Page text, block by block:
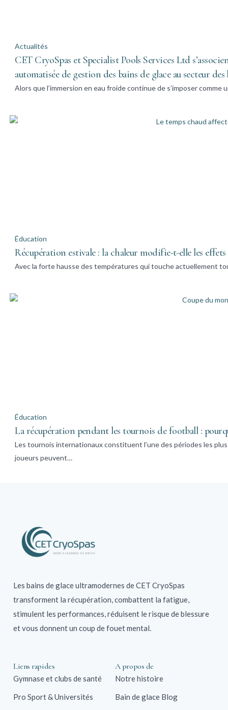
Actualités
CET CryoSpas et Specialist Pools Services Ltd
automatisée de gestion des bains de glace au secteur
Alors que l’immersion en eau froide continue de s’imposer
Éducation
Récupération estivale : la chaleur modifie-t-elle les
Avec la forte hausse des températures qui touche actuellement
Éducation
La récupération pendant les tournois de football :
Les tournois internationaux constituent l’une des périodes les
joueurs peuvent…
Les bains de glace ultramodernes de CET CryoSpas
transforment la récupération, combattent la fatigue,
stimulent les performances, réduisent le risque de blessure
et vous donnent un coup de fouet mental.
Liens rapides
Gymnase et clubs de santé
Pro Sport & Universités
A propos de
Notre histoire
Bain de glace Blog